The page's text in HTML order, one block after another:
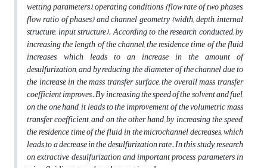
wetting parameters), operating conditions (flow rate of two phases,
flow ratio of phases) and channel geometry (width, depth, internal
structure, input structure).According to the research conducted, by
increasing the length of the channel, the residence time of the fluid
increases, which leads to an increase in the amount of
desulfurization, and by reducing the diameter of the channel due to
the increase in the mass transfer surface, the overall mass transfer
coefficient improves. By increasing the speed of the solvent and fuel,
on the one hand, it leads to the improvement of the volumetric mass
transfer coefficient, and on the other hand, by increasing the speed,
the residence time of the fluid in the microchannel decreases, which
leads to a decrease in the desulfurization rate. In this study, research
on extractive desulfurization and important process parameters in